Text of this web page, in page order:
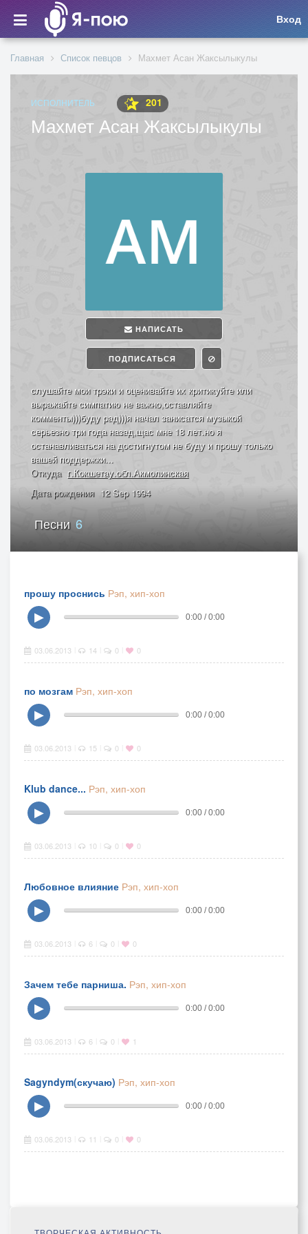
Вход
Главная Список певцов Махмет Асан Жаксылыкулы
ИСПОЛНИТЕЛЬ 201
Махмет Асан Жаксылыкулы
НАПИСАТЬ
ПОДПИСАТЬСЯ
слушайте мои трэки и оценивайте их критикуйте или
выражайте симпатию не важно,оставляйте
комменты)))буду рад)))я начал занисатся музыкой
серьезно три года назад,щас мне 18 лет.но я
останавливаться на достигнутом не буду и прошу только
вашей поддержки...
Откуда г.Кокшетау.обл.Акмолинская
Дата рождения 12 Sep 1994
Песни 6
прошу проснись Рэп, хип-хоп
▶
0:00 / 0:00
03.06.2013 14 0 0
по мозгам Рэп, хип-хоп
▶
0:00 / 0:00
03.06.2013 15 0 0
Klub dance... Рэп, хип-хоп
▶
0:00 / 0:00
03.06.2013 10 0 0
Любовное влияние Рэп, хип-хоп
▶
0:00 / 0:00
03.06.2013 6 0 0
Зачем тебе парниша. Рэп, хип-хоп
▶
0:00 / 0:00
03.06.2013 6 0 1
Sagyndym(скучаю) Рэп, хип-хоп
▶
0:00 / 0:00
03.06.2013 11 0 0